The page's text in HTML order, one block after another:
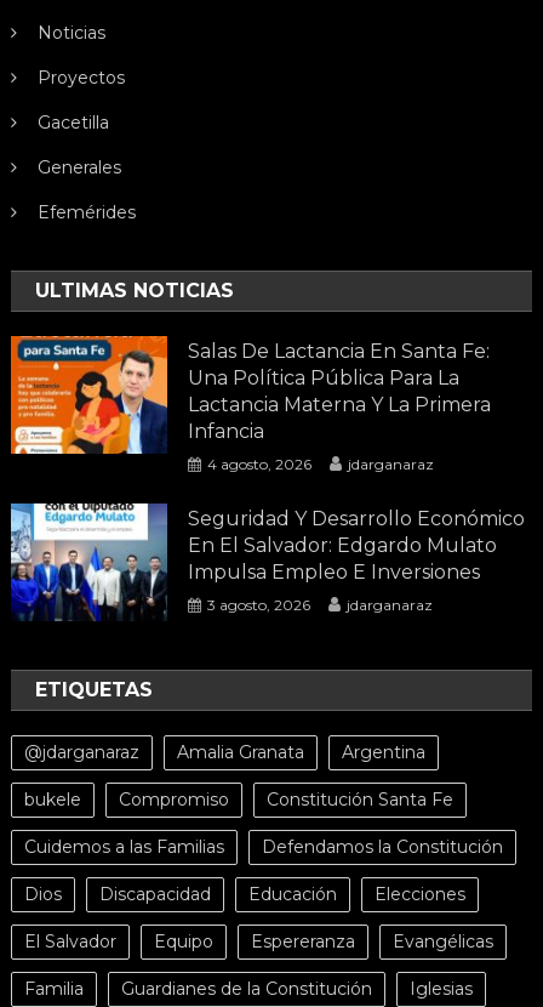
Noticias
Proyectos
Gacetilla
Generales
Efemérides
ULTIMAS NOTICIAS
Salas De Lactancia En Santa Fe:
Una Política Pública Para La
Lactancia Materna Y La Primera
Infancia
4 agosto, 2026 jdarganaraz
Seguridad Y Desarrollo Económico
En El Salvador: Edgardo Mulato
Impulsa Empleo E Inversiones
3 agosto, 2026 jdarganaraz
ETIQUETAS
@jdarganaraz Amalia Granata Argentina
bukele Compromiso Constitución Santa Fe
Cuidemos a las Familias Defendamos la Constitución
Dios Discapacidad Educación Elecciones
El Salvador Equipo Espereranza Evangélicas
Familia Guardianes de la Constitución Iglesias